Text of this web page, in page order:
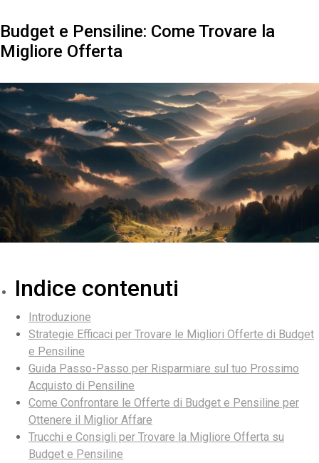
Budget e Pensiline: Come Trovare la
Migliore Offerta
Indice contenuti
Introduzione
Strategie Efficaci per Trovare le Migliori Offerte di Budget
e Pensiline
Guida Passo-Passo per Risparmiare sul tuo Prossimo
Acquisto di Pensiline
Come Confrontare le Offerte di Budget e Pensiline per
Ottenere il Miglior Affare
Trucchi e Consigli per Trovare la Migliore Offerta su
Budget e Pensiline